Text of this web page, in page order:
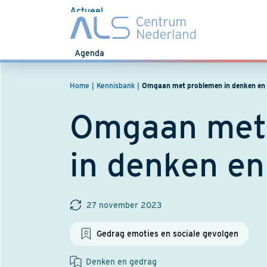
Actueel
Nieuws
Agenda
Home Kennisbank Omgaan met problemen in denken en
Omgaan
in denken
27 november 2023
Gedrag emoties en sociale gevolgen
Denken en gedrag